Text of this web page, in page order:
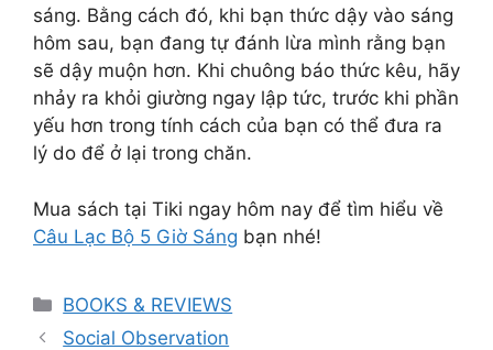
sáng. Bằng cách đó, khi bạn thức dậy vào sáng
hôm sau, bạn đang tự đánh lừa mình rằng bạn
sẽ dậy muộn hơn. Khi chuông báo thức kêu, hãy
nhảy ra khỏi giường ngay lập tức, trước khi phần
yếu hơn trong tính cách của bạn có thể đưa ra
lý do để ở lại trong chăn.
Mua sách tại Tiki ngay hôm nay để tìm hiểu về
Câu Lạc Bộ 5 Giờ Sáng bạn nhé!
Categories
BOOKS & REVIEWS
Social Observation